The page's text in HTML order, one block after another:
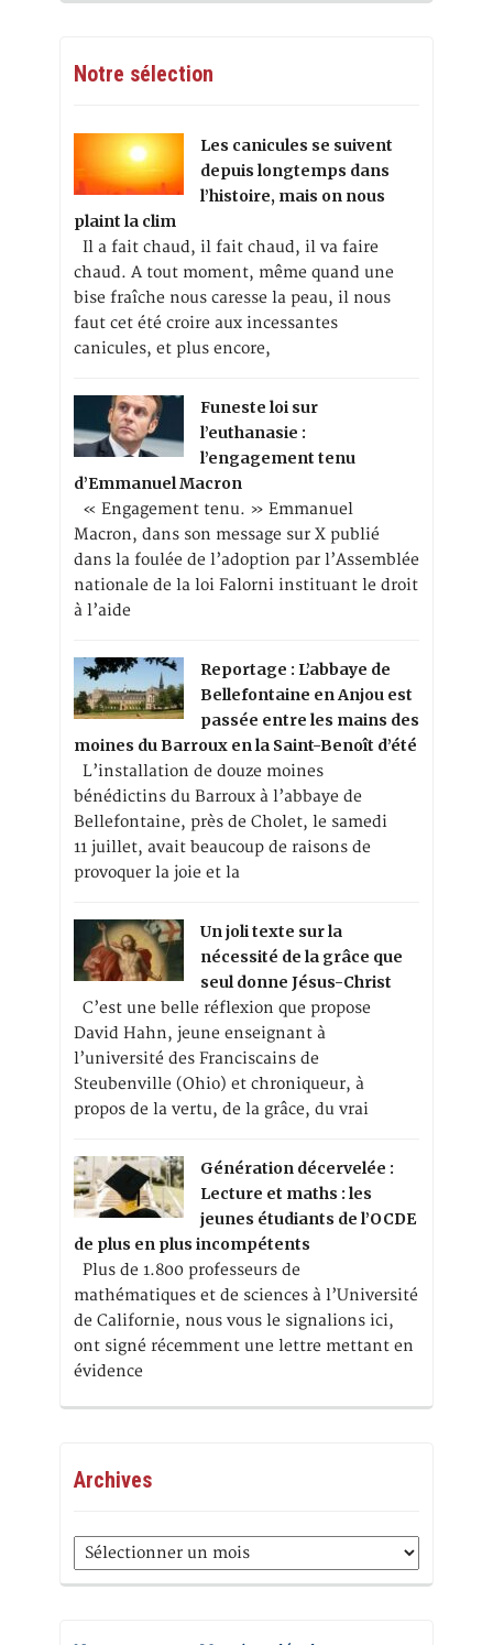
Notre sélection
Les canicules se suivent
depuis longtemps dans
l’histoire, mais on nous
plaint la clim
Il a fait chaud, il fait chaud, il va faire
chaud. A tout moment, même quand une
bise fraîche nous caresse la peau, il nous
faut cet été croire aux incessantes
canicules, et plus encore,
Funeste loi sur
l’euthanasie :
l’engagement tenu
d’Emmanuel Macron
« Engagement tenu. » Emmanuel
Macron, dans son message sur X publié
dans la foulée de l’adoption par l’Assemblée
nationale de la loi Falorni instituant le droit
à l’aide
Reportage : L’abbaye de
Bellefontaine en Anjou est
passée entre les mains des
moines du Barroux en la Saint-Benoît d’été
L’installation de douze moines
bénédictins du Barroux à l’abbaye de
Bellefontaine, près de Cholet, le samedi
11 juillet, avait beaucoup de raisons de
provoquer la joie et la
Un joli texte sur la
nécessité de la grâce que
seul donne Jésus-Christ
C’est une belle réflexion que propose
David Hahn, jeune enseignant à
l’université des Franciscains de
Steubenville (Ohio) et chroniqueur, à
propos de la vertu, de la grâce, du vrai
Génération décervelée :
Lecture et maths : les
jeunes étudiants de l’OCDE
de plus en plus incompétents
Plus de 1.800 professeurs de
mathématiques et de sciences à l’Université
de Californie, nous vous le signalions ici,
ont signé récemment une lettre mettant en
évidence
Archives
Archives